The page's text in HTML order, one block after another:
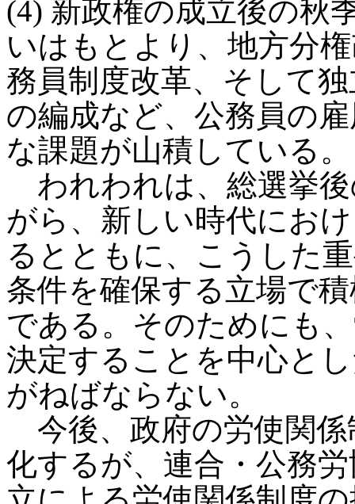
(4) 新政権の成立後の秋
いはもとより、地方分
務員制度改革、そして
の編成など、公務員の
な課題が山積している。
われわれは、総選挙
がら、新しい時代にお
るとともに、こうした
条件を確保する立場で
である。そのためにも
決定することを中心と
がねばならない。
今後、政府の労使関係
化するが、連合・公務